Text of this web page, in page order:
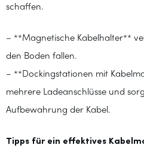
schaffen.
– **Magnetische Kabelhalter**
den Boden fallen.
– **Dockingstationen mit
mehrere Ladeanschlüsse und
Aufbewahrung der Kabel.
Tipps für ein effektives